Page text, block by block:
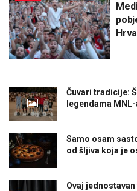
Čuvari tradicije:
legendama MNL-
Samo osam
od šljiva koja je
Ovaj